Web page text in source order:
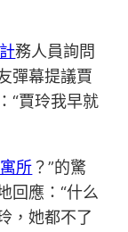
務人員詢問
彈幕提議賈
：“賈玲我早就
所？”的驚
回應：“什么
，她都不了